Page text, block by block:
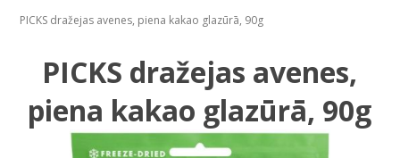
PICKS dražejas avenes, piena kakao glazūrā, 90g
PICKS dražejas avenes,
piena kakao glazūrā, 90g